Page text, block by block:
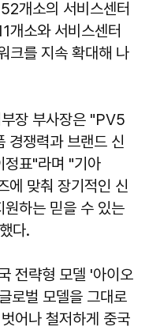
개소의 서비스센터
개소와 서비스센터
크를 지속 확대해 나
장 부사장은 "PV5
경쟁력과 브랜드 신
정표"라며 "기아
에 맞춰 장기적인 신
하는 믿을 수 있는
다.
전략형 모델 '아이오
로벌 모델을 그대로
어나 철저하게 중국